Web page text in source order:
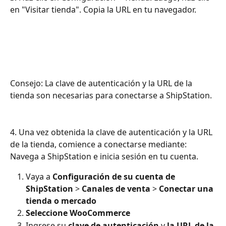
en "Visitar tienda". Copia la URL en tu navegador.
Consejo: La clave de autenticación y la URL de la
tienda son necesarias para conectarse a ShipStation.
4. Una vez obtenida la clave de autenticación y la URL
de la tienda, comience a conectarse mediante:
Navega a ShipStation e inicia sesión en tu cuenta.
Vaya a Configuración de su cuenta de
ShipStation > Canales de venta > Conectar una
tienda o mercado
Seleccione WooCommerce